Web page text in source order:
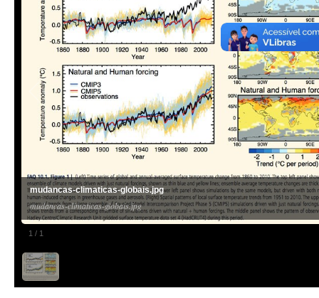
1 / 1
mudancas-climaticas-globais.jpg
mudancas-climaticas-globais.jpg